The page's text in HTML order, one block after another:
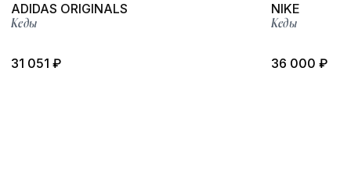
ADIDAS ORIGINALS
Кеды
31 051 ₽
NIKE
Кеды
36 000 ₽